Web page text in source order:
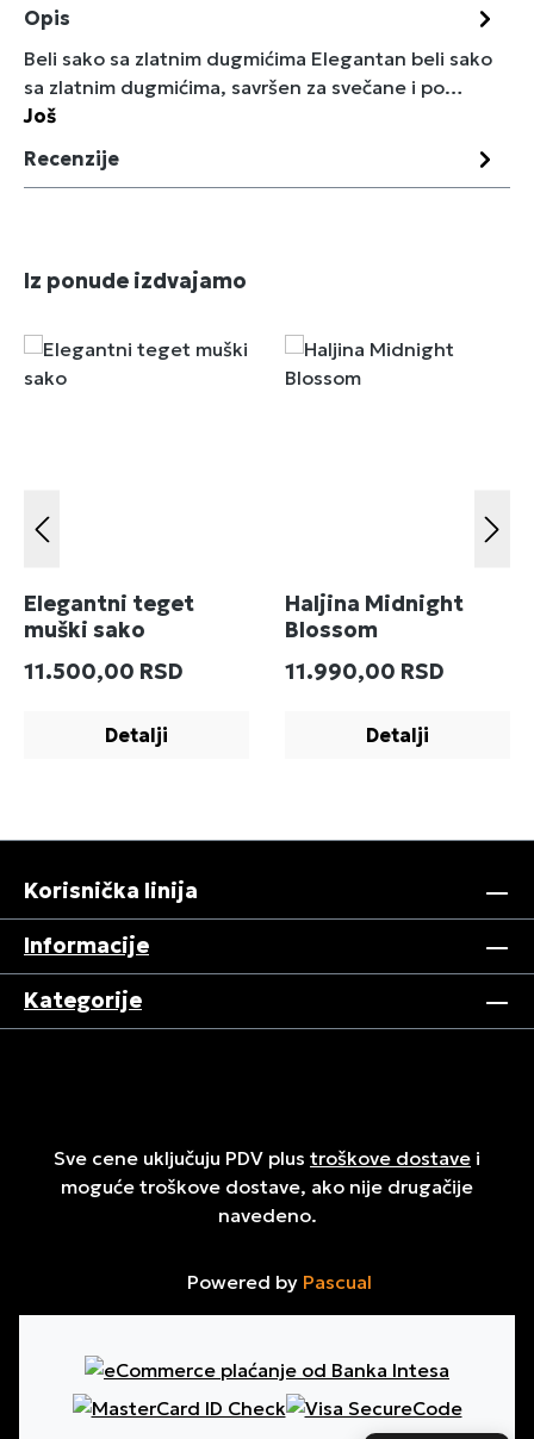
Opis
Beli sako sa zlatnim dugmićima Elegantan beli sako
sa zlatnim dugmićima, savršen za svečane i po…
Još
Recenzije
Preskoči galeriju proizvoda
Iz ponude izdvajamo
Elegantni teget
muški sako
Redovna cena:
11.500,00 RSD
Detalji
Haljina Midnight
Blossom
Redovna cena:
11.990,00 RSD
Detalji
Korisnička linija
Informacije
Kategorije
Sve cene uključuju PDV plus troškove dostave i
moguće troškove dostave, ako nije drugačije
navedeno.
Powered by Pascual